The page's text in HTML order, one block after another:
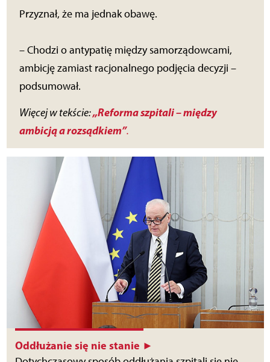
Przyznał, że ma jednak obawę.
– Chodzi o antypatię między samorządowcami,
ambicję zamiast racjonalnego podjęcia decyzji –
podsumował.
Więcej w tekście:„Reforma szpitali – między
ambicją a rozsądkiem”.
Oddłużanie się nie stanie ►